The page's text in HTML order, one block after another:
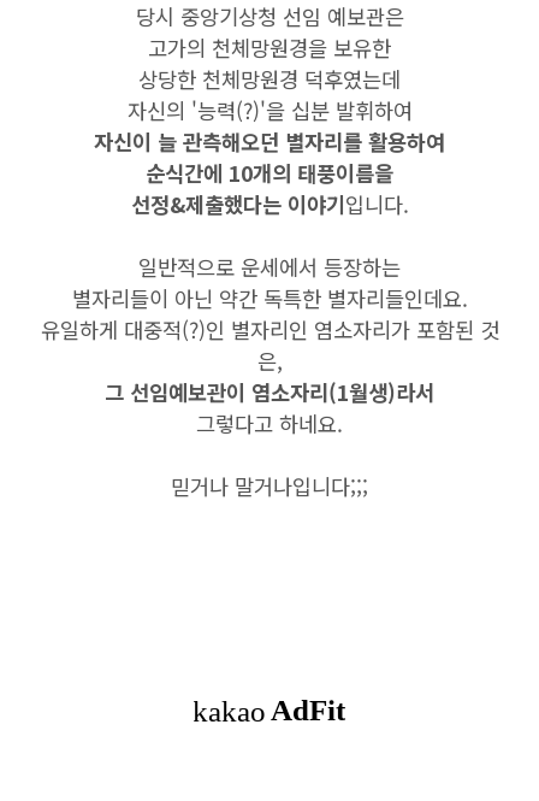
당시 중앙기상청 선임 예보관은
고가의 천체망원경을 보유한
상당한 천체망원경 덕후였는데
자신의 '능력(?)'을 십분 발휘하여
자신이 늘 관측해오던 별자리를 활용하여
순식간에 10개의 태풍이름을
선정&제출했다는 이야기입니다.
일반적으로 운세에서 등장하는
별자리들이 아닌 약간 독특한 별자리들인데요.
유일하게 대중적(?)인 별자리인 염소자리가 포함된 것
은,
그 선임예보관이 염소자리(1월생)라서
그렇다고 하네요.
믿거나 말거나입니다;;;